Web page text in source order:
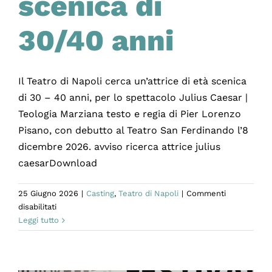
30/40 anni
Il Teatro di Napoli cerca un’attrice di età scenica
di 30 – 40 anni, per lo spettacolo Julius Caesar |
Teologia Marziana testo e regia di Pier Lorenzo
Pisano, con debutto al Teatro San Ferdinando l’8
dicembre 2026. avviso ricerca attrice julius
caesarDownload
25 Giugno 2026 | Casting, Teatro di Napoli | Commenti
disabilitatisu
Selezione
attrice:
Leggi tutto